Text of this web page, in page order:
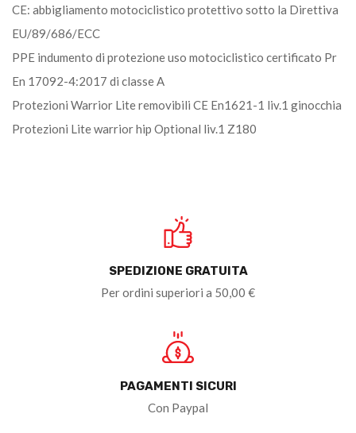
CE: abbigliamento motociclistico protettivo sotto la Direttiva
EU/89/686/ECC
PPE indumento di protezione uso motociclistico certificato Pr
En 17092-4:2017 di classe A
Protezioni Warrior Lite removibili CE En1621-1 liv.1 ginocchia
Protezioni Lite warrior hip Optional liv.1 Z180
SPEDIZIONE GRATUITA
Per ordini superiori a 50,00 €
PAGAMENTI SICURI
Con Paypal